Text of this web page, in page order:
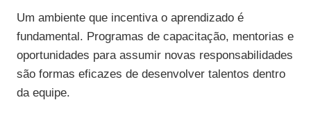
Um ambiente que incentiva o aprendizado é
fundamental. Programas de capacitação, mentorias e
oportunidades para assumir novas responsabilidades
são formas eficazes de desenvolver talentos dentro
da equipe.